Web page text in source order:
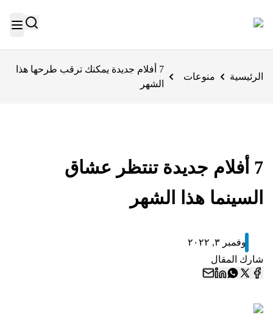
الرئيسية منوعات
7 أفلام جديدة يمكنك ترقب طرحها هذا
الشهر
7 أفلام جديدة تنتظر عشاق
السينما هذا الشهر
نوفمبر ٣, ٢٠٢٢
شارك المقال